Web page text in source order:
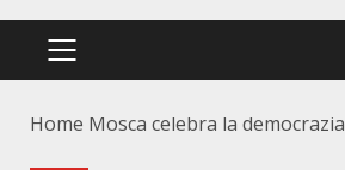
PRIMÄRES
Home Mosca celebra la democrazia